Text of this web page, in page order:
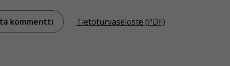
Tietoturvaseloste (PDF)